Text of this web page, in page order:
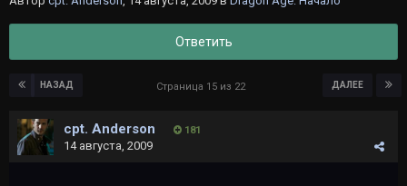
Ответить
НАЗАД ДАЛЕЕ
Страница 15 из 22
cpt. Anderson 181
14 августа, 2009